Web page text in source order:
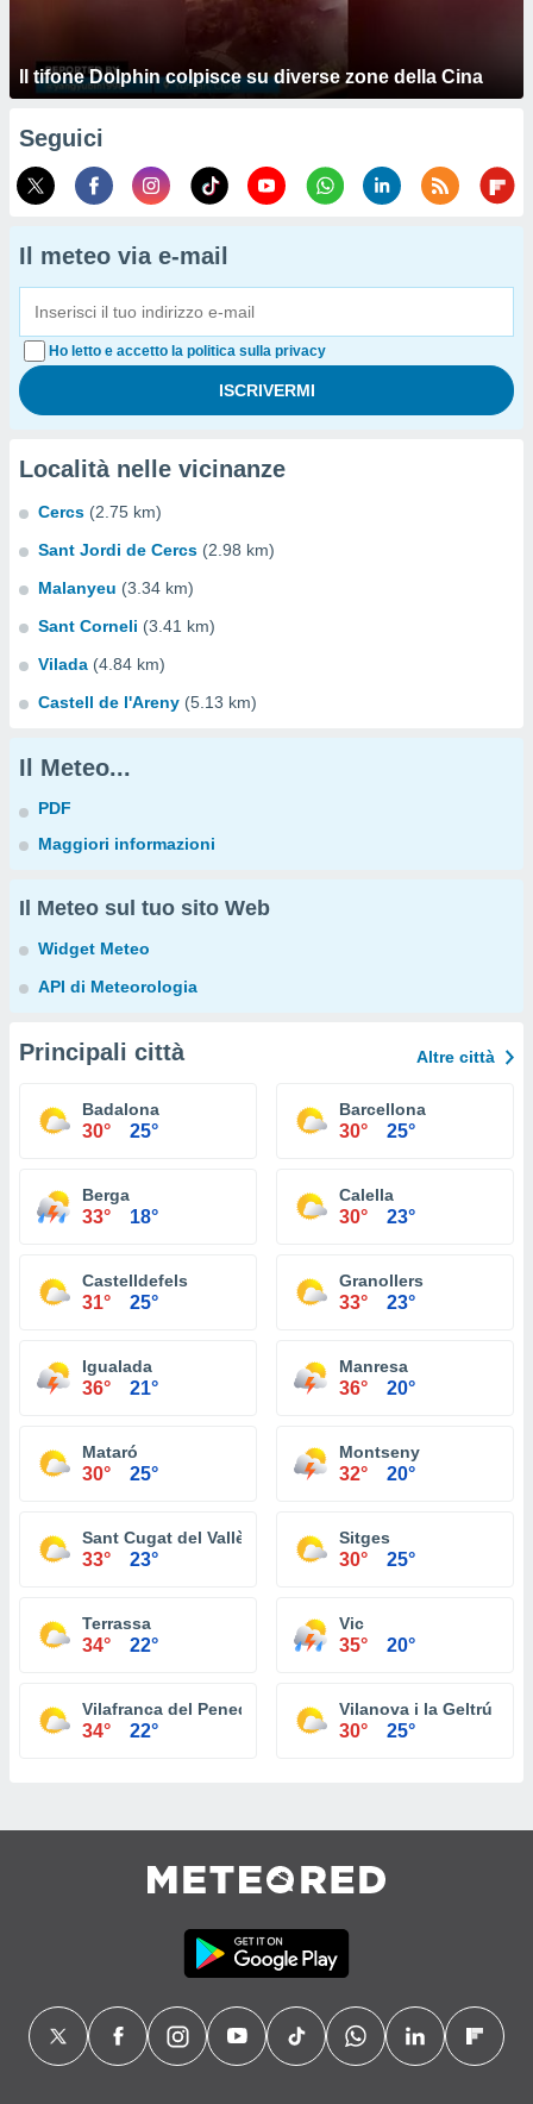
Il tifone Dolphin colpisce su diverse zone della Cina
Seguici
Il meteo via e-mail
Ho letto e accetto la politica sulla privacy
Località nelle vicinanze
Cercs (2.75 km)
Sant Jordi de Cercs (2.98 km)
Malanyeu (3.34 km)
Sant Corneli (3.41 km)
Vilada (4.84 km)
Castell de l'Areny (5.13 km)
Il Meteo...
PDF
Maggiori informazioni
Il Meteo sul tuo sito Web
Widget Meteo
API di Meteorologia
Principali città Altre città
Badalona
30° 25°
Barcellona
30° 25°
Berga
33° 18°
Calella
30° 23°
Castelldefels
31° 25°
Granollers
33° 23°
Igualada
36° 21°
Manresa
36° 20°
Mataró
30° 25°
Montseny
32° 20°
Sant Cugat del Vallès
33° 23°
Sitges
30° 25°
Terrassa
34° 22°
Vic
35° 20°
Vilafranca del Penedès
34° 22°
Vilanova i la Geltrú
30° 25°